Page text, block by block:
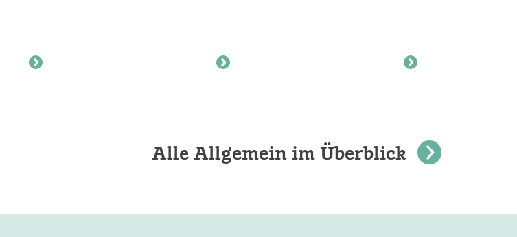
Alle Allgemein im Überblick